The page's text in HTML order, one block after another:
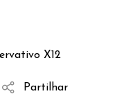
X12
Partilhar